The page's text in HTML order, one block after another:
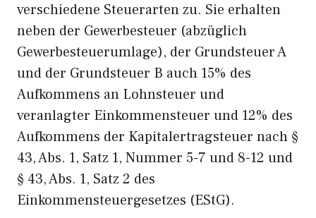
verschiedene Steuerarten zu. Sie erhalten
neben der Gewerbesteuer (abzüglich
Gewerbesteuerumlage), der Grundsteuer A
und der Grundsteuer B auch 15% des
Aufkommens an Lohnsteuer und
veranlagter Einkommensteuer und 12% des
Aufkommens der Kapitalertragsteuer nach §
43, Abs. 1, Satz 1, Nummer 5-7 und 8-12 und
§ 43, Abs. 1, Satz 2 des
Einkommensteuergesetzes (EStG).